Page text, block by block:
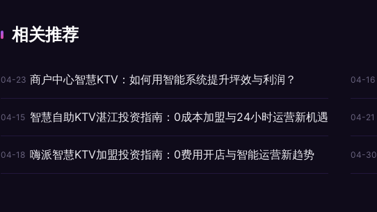
相关推荐
04-23 商户中心智慧KTV：如何用智能系统提升坪效与利润？ 04-16
04-15 智慧自助KTV湛江投资指南：0成本加盟与24小时运营新机遇 04-21
04-18 嗨派智慧KTV加盟投资指南：0费用开店与智能运营新趋势 04-30